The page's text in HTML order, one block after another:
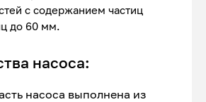
с содержанием частиц
до 60 мм.
насоса:
насоса выполнена из